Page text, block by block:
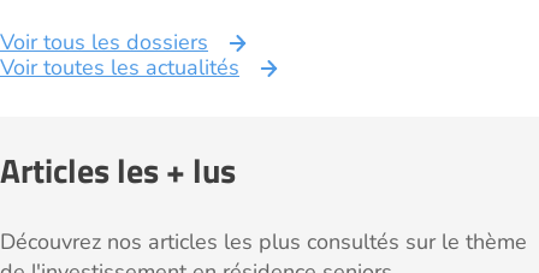
Voir tous les dossiers
Voir toutes les actualités
Articles les + lus
Découvrez nos articles les plus consultés sur le thème